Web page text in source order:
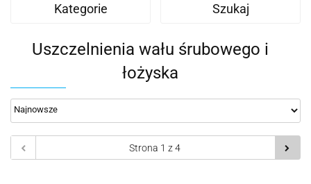
Kategorie Szukaj
Uszczelnienia wału śrubowego i
łożyska